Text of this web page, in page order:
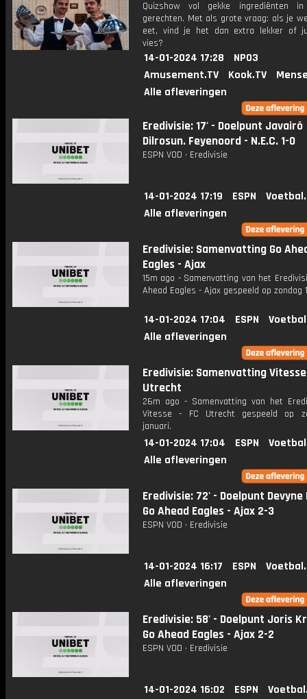
Quizshow vol gekke ingrediënten in
gerechten. Met als grote vraag: als je
eet, vind je het dan extra lekker of
vies?
14-01-2024 17:28
NPO3
Amusement.TV
Kook.TV
Alle afleveringen
Eredivisie: 17' - Doelpunt Javairô
Dilrosun. Feyenoord - N.E.C. 1-0
ESPN VOD • Eredivisie
14-01-2024 17:19 ESPN
Alle afleveringen
Eredivisie: Samenvatting Go
Eagles - Ajax
15m ago - Samenvatting van het
Ahead Eagles - Ajax gespeeld op zondag
14-01-2024 17:04 ESPN
Alle afleveringen
Eredivisie: Samenvatting Vitesse
Utrecht
26m ago - Samenvatting van het
Vitesse - FC Utrecht gespeeld op
januari.
14-01-2024 17:04 ESPN
Alle afleveringen
Eredivisie: 72' - Doelpunt Devyne
Go Ahead Eagles - Ajax 2-3
ESPN VOD • Eredivisie
14-01-2024 16:17 ESPN
Alle afleveringen
Eredivisie: 58' - Doelpunt Joris
Go Ahead Eagles - Ajax 2-2
ESPN VOD • Eredivisie
14-01-2024 16:02 ESPN